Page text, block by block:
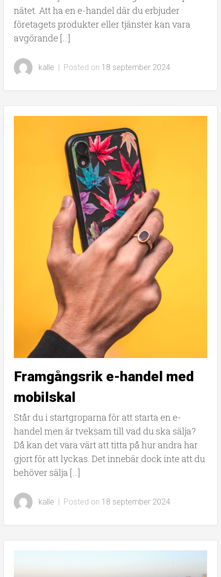
nätet. Att ha en e-handel där du erbjuder
företagets produkter eller tjänster kan vara
avgörande […]
kalle Posted on 18 september 2024
Framgångsrik e-handel med
mobilskal
Står du i startgroparna för att starta en e-
handel men är tveksam till vad du ska sälja?
Då kan det vara värt att titta på hur andra har
gjort för att lyckas. Det innebär dock inte att du
behöver sälja […]
kalle | Posted on 18 september 2024